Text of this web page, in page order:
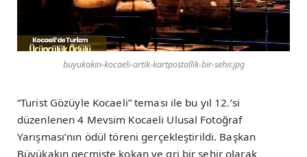
buyukakin-kocaeli-artik-kartpostallik-bir-sehir.jpg
“Turist Gözüyle Kocaeli” teması ile bu yıl 12.’si
düzenlenen 4 Mevsim Kocaeli Ulusal Fotoğraf
Yarışması’nın ödül töreni gerçekleştirildi. Başkan
Büyükakın geçmişte kokan ve gri bir şehir olarak